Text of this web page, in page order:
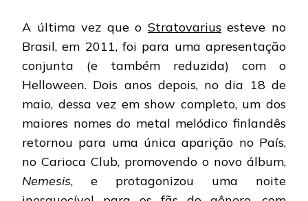
A última vez que o Stratovariusesteve no
Brasil, em 2011, foi para uma apresentação
conjunta (e também reduzida) com o
Helloween. Dois anos depois, no dia 18 de
maio, dessa vez em show completo, um dos
maiores nomes do metal melódico finlandês
retornou para uma única aparição no País,
no Carioca Club, promovendo o novo álbum,
Nemesis, e protagonizou uma noite